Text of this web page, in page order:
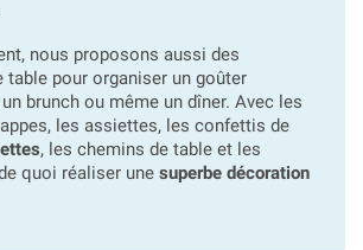
nous proposons aussi des
table pour organiser un goûter
brunch ou même un dîner. Avec les
les assiettes, les confettis de
, les chemins de table et les
quoi réaliser une superbe décoration